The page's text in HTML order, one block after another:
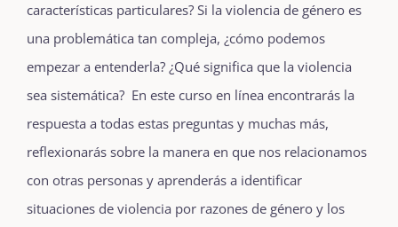
características particulares? Si la violencia de género es
una problemática tan compleja, ¿cómo podemos
empezar a entenderla? ¿Qué significa que la violencia
sea sistemática? En este curso en línea encontrarás la
respuesta a todas estas preguntas y muchas más,
reflexionarás sobre la manera en que nos relacionamos
con otras personas y aprenderás a identificar
situaciones de violencia por razones de género y los